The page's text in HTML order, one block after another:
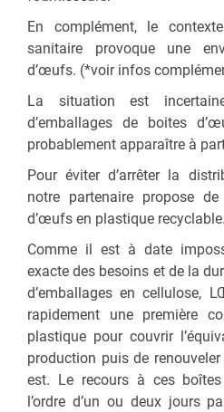
En complément, le
sanitaire provoque une
d’œufs. (*voir infos
La situation est
d’emballages de boites
probablement apparaître à
Pour éviter d’arrêter la
notre partenaire propose
d’œufs en plastique recyclable.
Comme il est à date
exacte des besoins et de la
d’emballages en cellulose,
rapidement une première
plastique pour couvrir
production puis de
est. Le recours à ces
l’ordre d’un ou deux jours